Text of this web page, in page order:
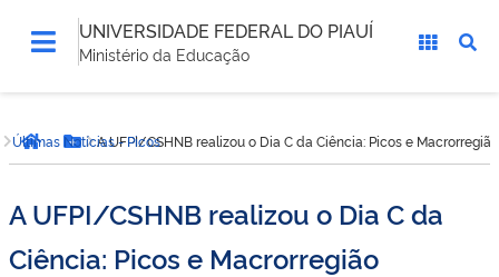
UNIVERSIDADE FEDERAL DO PIAUÍ
Ministério da Educação
está
aqui:Página inicial
Botão Menu
Últimas Notícias - PicosA UFPI/CSHNB realizou o Dia C da Ciência: Picos e Macrorregião
A UFPI/CSHNB realizou o Dia C da
Ciência: Picos e Macrorregião